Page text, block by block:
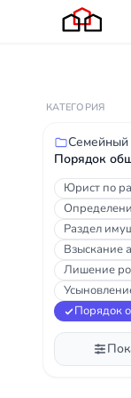
КАТЕГОРИЯ
Семейный
Порядок
Юрист по
Раздел
Взыскание
Лишение
Порядок